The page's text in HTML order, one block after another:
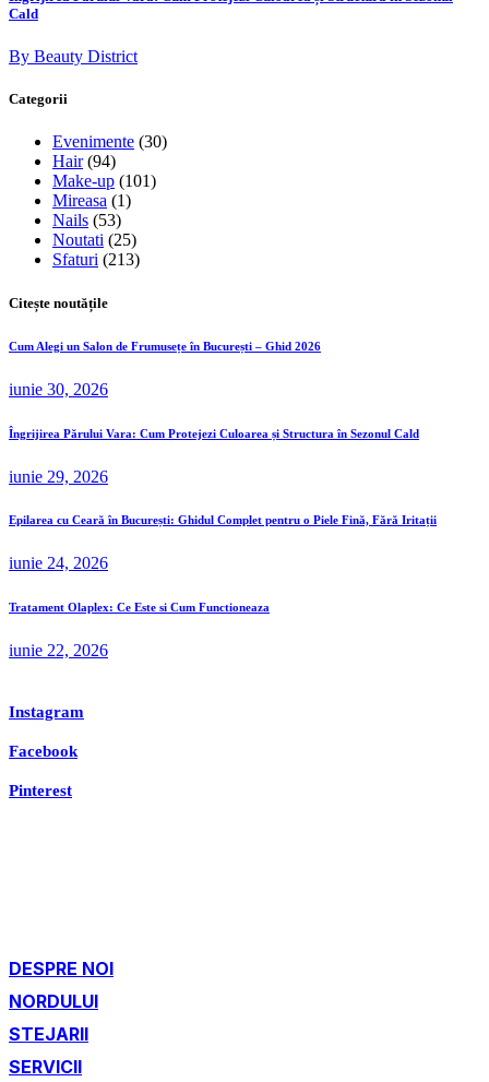
Cald
By Beauty District
Categorii
Evenimente (30)
Hair(94)
Make-up (101)
Mireasa (1)
Nails (53)
Noutati (25)
Sfaturi (213)
Citește noutățile
Cum Alegi un Salon de Frumusețe în București – Ghid 2026
iunie 30, 2026
Îngrijirea Părului Vara: Cum Protejezi Culoarea și Structura în Sezonul Cald
iunie 29, 2026
Epilarea cu Ceară în București: Ghidul Complet pentru o Piele Fină, Fără Iritații
iunie 24, 2026
Tratament Olaplex: Ce Este si Cum Functioneaza
iunie 22, 2026
Instagram
Facebook
Pinterest
DESPRE NOI
NORDULUI
STEJARII
SERVICII